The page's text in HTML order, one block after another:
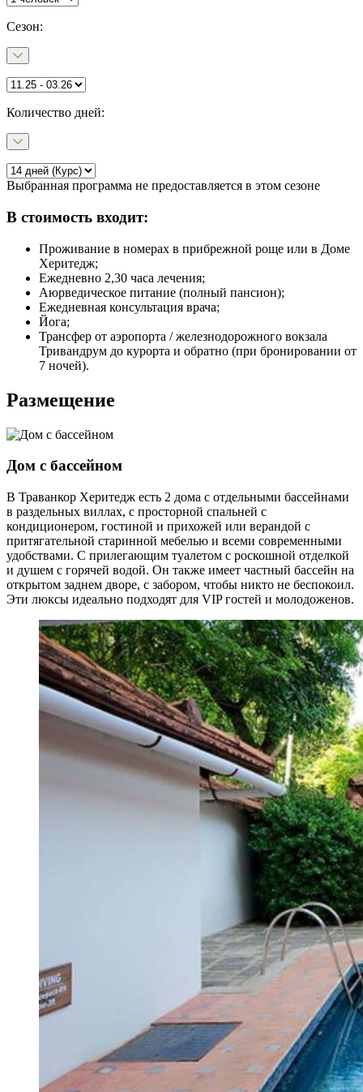
Сезон:
Количество дней:
Выбранная программа не предоставляется в этом сезоне
В стоимость входит:
Проживание в номерах в прибрежной роще или в Доме
Херитедж;
Ежедневно 2,30 часа лечения;
Аюрведическое питание (полный пансион);
Ежедневная консультация врача;
Йога;
Трансфер от аэропорта / железнодорожного вокзала
Тривандрум до курорта и обратно (при бронировании от
7 ночей).
Размещение
Дом с бассейном
В Траванкор Херитедж есть 2 дома с отдельными бассейнами
в раздельных виллах, с просторной спальней с
кондиционером, гостиной и прихожей или верандой с
притягательной старинной мебелью и всеми современными
удобствами. С прилегающим туалетом с роскошной отделкой
и душем с горячей водой. Он также имеет частный бассейн на
открытом заднем дворе, с забором, чтобы никто не беспокоил.
Эти люксы идеально подходят для VIP гостей и молодоженов.